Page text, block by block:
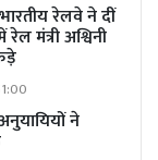
रेलवे ने दीं
मंत्री अश्विनी
ने